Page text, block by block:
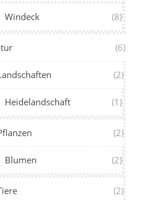
Windeck (8)
(6)
(2)
Heidelandschaft (1)
(2)
Blumen (2)
(2)